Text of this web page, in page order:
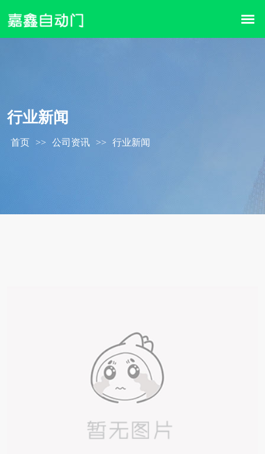
行业新闻
首页 >> 公司资讯 >> 行业新闻